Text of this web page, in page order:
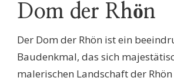
Dom der Rhön
Der Dom der Rhön ist ein
Baudenkmal, das sich
malerischen Landschaft der